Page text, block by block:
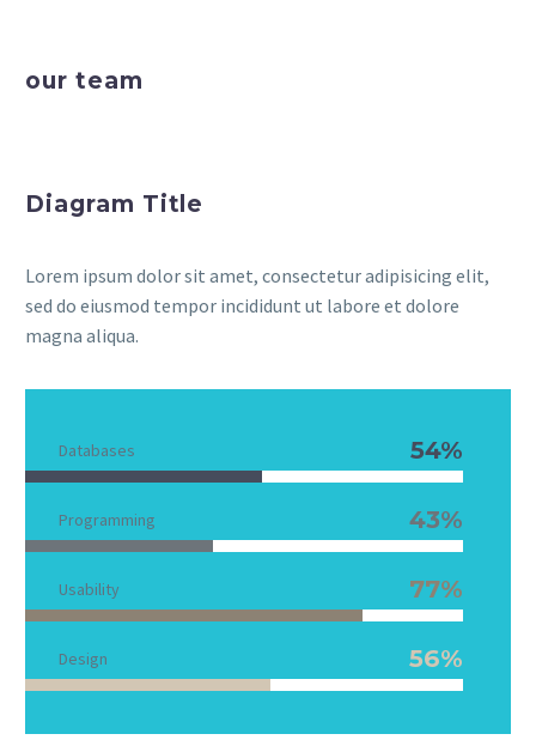
our team
Diagram Title
Lorem ipsum dolor sit amet, consectetur adipisicing elit,
sed do eiusmod tempor incididunt ut labore et dolore
magna aliqua.
Databases 54%
Programming 43%
Usability 77%
Design 56%